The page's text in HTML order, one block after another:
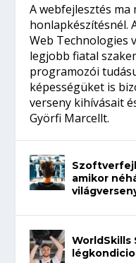
A webfejlesztés
honlapkészítésnél.
Web Technologies
legjobb fiatal
programozói
képességüket is
verseny kihívásait
Györfi Marcellt.
amikor
WorldSkills